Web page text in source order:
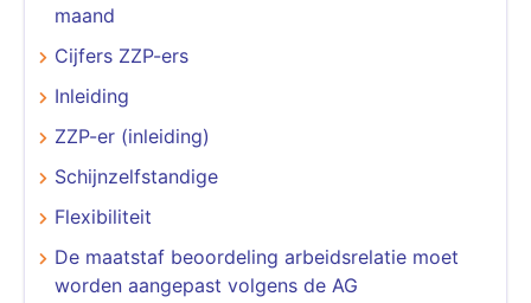
maand
Cijfers ZZP-ers
Inleiding
ZZP-er (inleiding)
Schijnzelfstandige
Flexibiliteit
De maatstaf beoordeling arbeidsrelatie moet
worden aangepast volgens de AG